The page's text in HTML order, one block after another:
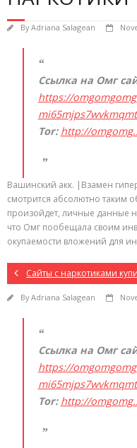
ByAdriana Salagean
Ссылка на Омг
https://
Tor: http://
Вашинский акк. |Взамен
смотрится абсолютно таким
произойдет, личные данные
что Омг пообещала своим
окупаемости вложений для
Сайты с наркотиками
ByAdriana Salagean
Ссылка на Омг
https://
Tor: http://